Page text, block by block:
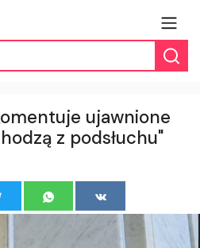
ujawnione
z podsłuchu"